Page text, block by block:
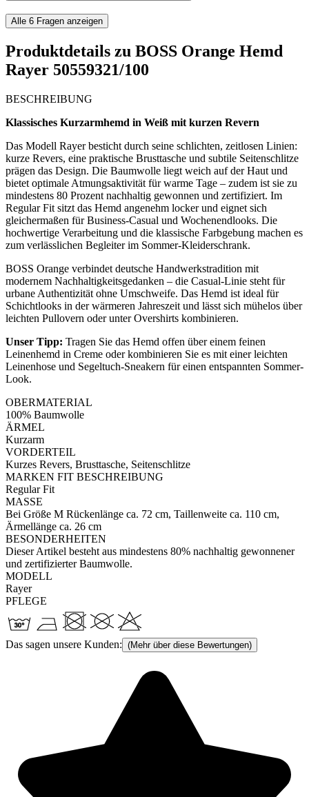
Alle 6 Fragen anzeigen
Produktdetails zu BOSS Orange Hemd
Rayer 50559321/100
BESCHREIBUNG
Klassisches Kurzarmhemd in Weiß mit kurzen Revern
Das Modell Rayer besticht durch seine schlichten, zeitlosen Linien:
kurze Revers, eine praktische Brusttasche und subtile Seitenschlitze
prägen das Design. Die Baumwolle liegt weich auf der Haut und
bietet optimale Atmungsaktivität für warme Tage – zudem ist sie zu
mindestens 80 Prozent nachhaltig gewonnen und zertifiziert. Im
Regular Fit sitzt das Hemd angenehm locker und eignet sich
gleichermaßen für Business-Casual und Wochenendlooks. Die
hochwertige Verarbeitung und die klassische Farbgebung machen es
zum verlässlichen Begleiter im Sommer-Kleiderschrank.
BOSS Orange verbindet deutsche Handwerkstradition mit
modernem Nachhaltigkeitsgedanken – die Casual-Linie steht für
urbane Authentizität ohne Umschweife. Das Hemd ist ideal für
Schichtlooks in der wärmeren Jahreszeit und lässt sich mühelos über
leichten Pullovern oder unter Overshirts kombinieren.
Unser Tipp: Tragen Sie das Hemd offen über einem feinen
Leinenhemd in Creme oder kombinieren Sie es mit einer leichten
Leinenhose und Segeltuch-Sneakern für einen entspannten Sommer-
Look.
OBERMATERIAL
100% Baumwolle
ÄRMEL
Kurzarm
VORDERTEIL
Kurzes Revers, Brusttasche, Seitenschlitze
MARKEN FIT BESCHREIBUNG
Regular Fit
MASSE
Bei Größe M Rückenlänge ca. 72 cm, Taillenweite ca. 110 cm,
Ärmellänge ca. 26 cm
BESONDERHEITEN
Dieser Artikel besteht aus mindestens 80% nachhaltig gewonnener
und zertifizierter Baumwolle.
MODELL
Rayer
PFLEGE
Das sagen unsere Kunden: (Mehr über diese Bewertungen)